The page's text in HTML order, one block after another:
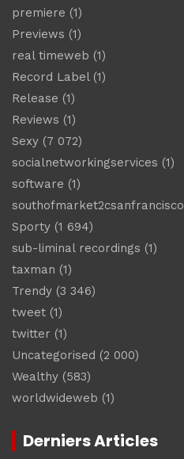
premiere (1)
Previews (1)
real timeweb (1)
Record Label(1)
Release (1)
Reviews (1)
Sexy (7 072)
socialnetworkingservices (1)
software (1)
southofmarket2csanfrancisco
Sporty (1 694)
sub-liminal recordings (1)
taxman (1)
Trendy (3 346)
tweet (1)
twitter (1)
Uncategorised (2 000)
Wealthy (583)
worldwideweb (1)
Derniers Articles